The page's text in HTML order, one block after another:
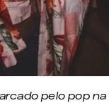
pelo pop